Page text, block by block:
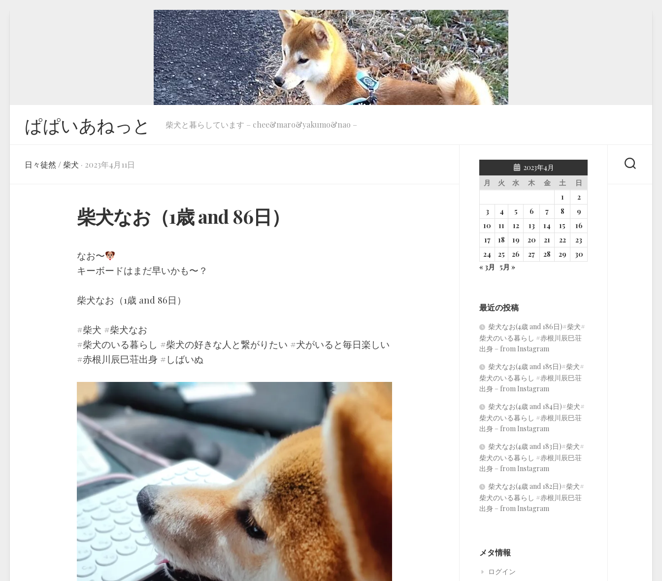
ぱぱいあねっと 柴犬と暮らしています – chee&maro&yakumo&nao –
日々徒然 / 柴犬 · 2023年4月11日
柴犬なお（1歳 and 86日）
なお〜
キーボードはまだ早いかも〜？
柴犬なお（1歳 and 86日）
#柴犬 #柴犬なお
#柴犬のいる暮らし #柴犬の好きな人と繋がりたい #犬がいると毎日楽しい
#赤根川辰巳荘出身 #しばいぬ
2023年4月
月
火 水 木 金 土
日
1
2
3
4 5 6 7 8
9
10
11 12 13 14 15
16
17
18 19 20 21 22
23
24
25 26 27 28 29
30
« 3月
5月 »
最近の投稿
柴犬なお(4歳 and 186日)#柴犬#
柴犬のいる暮らし #赤根川辰巳荘
出身 – from Instagram
柴犬なお(4歳 and 185日)#柴犬#
柴犬のいる暮らし #赤根川辰巳荘
出身 – from Instagram
柴犬なお(4歳 and 184日)#柴犬#
柴犬のいる暮らし #赤根川辰巳荘
出身 – from Instagram
柴犬なお(4歳 and 183日)#柴犬#
柴犬のいる暮らし #赤根川辰巳荘
出身 – from Instagram
柴犬なお(4歳 and 182日)#柴犬#
柴犬のいる暮らし #赤根川辰巳荘
出身 – from Instagram
メタ情報
ログイン